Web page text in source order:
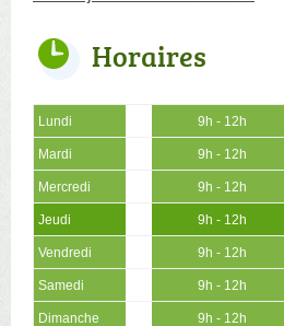
Horaires
Lundi 9h - 12h
Mardi 9h - 12h
Mercredi 9h - 12h
Jeudi 9h - 12h
Vendredi 9h - 12h
Samedi 9h - 12h
Dimanche 9h - 12h